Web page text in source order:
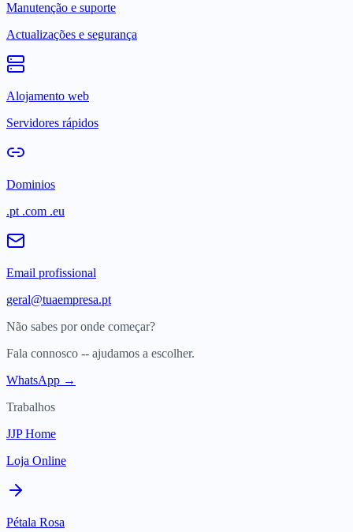
Manutenção e suporte
Actualizações e segurança
Alojamento web
Servidores rápidos
Dominios
.pt .com .eu
Email profissional
geral@tuaempresa.pt
Não sabes por onde começar?
Fala connosco -- ajudamos a escolher.
WhatsApp →
Trabalhos
JJP Home
Loja Online
Pétala Rosa